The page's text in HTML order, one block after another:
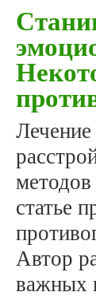
статье
Автор
важных